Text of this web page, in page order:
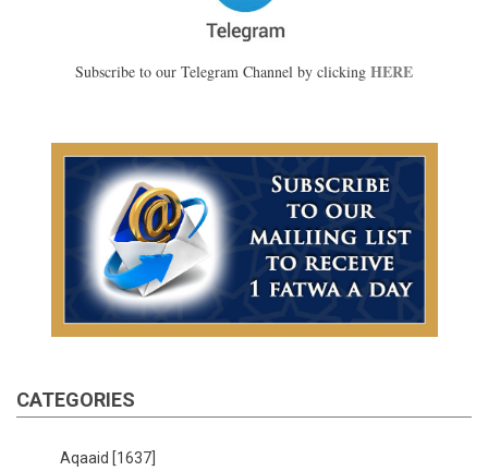
Subscribe to our Telegram Channel by clicking HERE
CATEGORIES
Aqaaid [1637]